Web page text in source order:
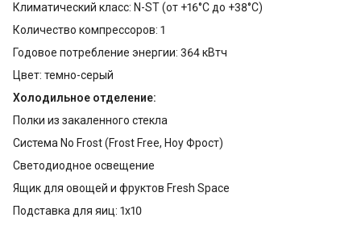
Климатический класс: N-ST (от +16°С до +38°С)
Количество компрессоров: 1
Годовое потребление энергии: 364 кВтч
Цвет: темно-серый
Холодильное отделение:
Полки из закаленного стекла
Система No Frost (Frost Free, Ноу Фрост)
Светодиодное освещение
Ящик для овощей и фруктов Fresh Space
Подставка для яиц: 1x10